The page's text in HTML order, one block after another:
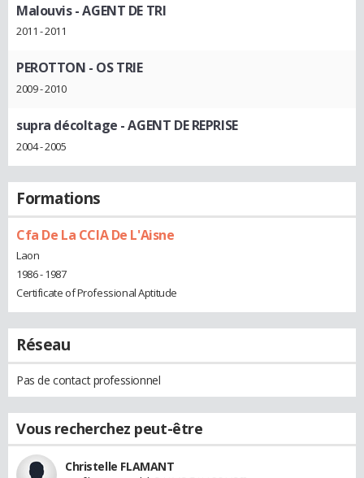
Malouvis- AGENT DE TRI
2011 - 2011
PEROTTON - OS TRIE
2009 - 2010
supra décoltage - AGENT DE REPRISE
2004 - 2005
Formations
Cfa De La CCIA De L'Aisne
Laon
1986 - 1987
Certificate of Professional Aptitude
Réseau
Pas de contact professionnel
Vous recherchez peut-être
Christelle FLAMANT